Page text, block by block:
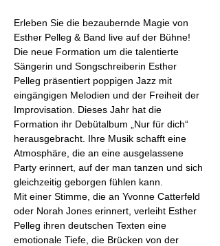
Erleben Sie die bezaubernde Magie von
Esther Pelleg & Band live auf der Bühne!
Die neue Formation um die talentierte
Sängerin und Songschreiberin Esther
Pelleg präsentiert poppigen Jazz mit
eingängigen Melodien und der Freiheit der
Improvisation. Dieses Jahr hat die
Formation ihr Debütalbum „Nur für dich“
herausgebracht. Ihre Musik schafft eine
Atmosphäre, die an eine ausgelassene
Party erinnert, auf der man tanzen und sich
gleichzeitig geborgen fühlen kann.
Mit einer Stimme, die an Yvonne Catterfeld
oder Norah Jones erinnert, verleiht Esther
Pelleg ihren deutschen Texten eine
emotionale Tiefe, die Brücken von der